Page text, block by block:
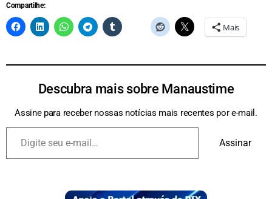
Compartilhe:
Mais
Descubra mais sobre Manaustime
Assine para receber nossas notícias mais recentes por e-mail.
Assinar